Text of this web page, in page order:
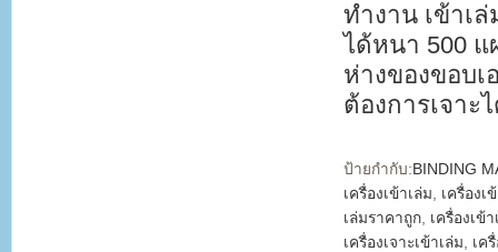
ทำงาน เข้าเ
ได้หนา 500 แ
ห่างของขอบ
ต้องการเจาะ
ป้ายกำกับ: BINDING
เครื่องเข้าเล่ม, เครื่องเ
เล่มราคาถูก, เครื่องเข้
เครื่องเจาะเข้าเล่ม, เค